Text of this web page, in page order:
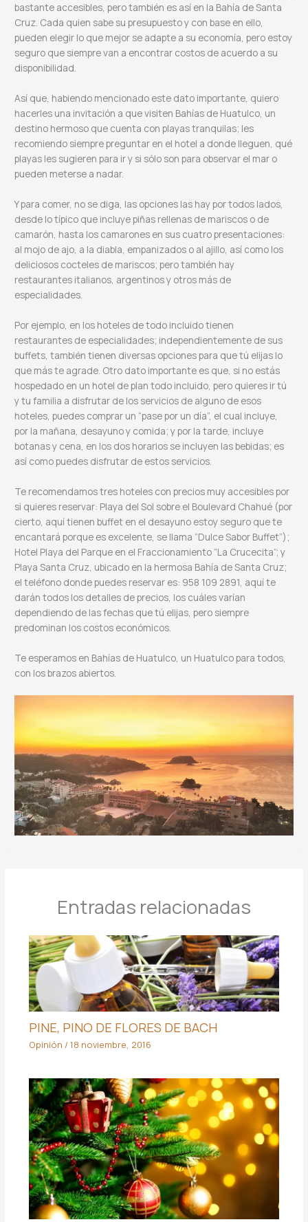
bastante accesibles, pero también es así en la Bahía de Santa
Cruz. Cada quien sabe su presupuesto y con base en ello,
pueden elegir lo que mejor se adapte a su economía, pero estoy
seguro que siempre van a encontrar costos de acuerdo a su
disponibilidad.
Así que, habiendo mencionado este dato importante, quiero
hacerles una invitación a que visiten Bahías de Huatulco, un
destino hermoso que cuenta con playas tranquilas; les
recomiendo siempre preguntar en el hotel a donde lleguen, qué
playas les sugieren para ir y si sólo son para observar el mar o
pueden meterse a nadar.
Y para comer, no se diga, las opciones las hay por todos lados,
desde lo típico que incluye piñas rellenas de mariscos o de
camarón, hasta los camarones en sus cuatro presentaciones:
al mojo de ajo, a la diabla, empanizados o al ajillo, así como los
deliciosos cocteles de mariscos; pero también hay
restaurantes italianos, argentinos y otros más de
especialidades.
Por ejemplo, en los hoteles de todo incluido tienen
restaurantes de especialidades; independientemente de sus
buffets, también tienen diversas opciones para que tú elijas lo
que más te agrade. Otro dato importante es que, si no estás
hospedado en un hotel de plan todo incluido, pero quieres ir tú
y tu familia a disfrutar de los servicios de alguno de esos
hoteles, puedes comprar un “pase por un día”, el cual incluye,
por la mañana, desayuno y comida; y por la tarde, incluye
botanas y cena, en los dos horarios se incluyen las bebidas; es
así como puedes disfrutar de estos servicios.
Te recomendamos tres hoteles con precios muy accesibles por
si quieres reservar: Playa del Sol sobre el Boulevard Chahué (por
cierto, aquí tienen buffet en el desayuno estoy seguro que te
encantará porque es excelente, se llama “Dulce Sabor Buffet”);
Hotel Playa del Parque en el Fraccionamiento “La Crucecita”; y
Playa Santa Cruz, ubicado en la hermosa Bahía de Santa Cruz;
el teléfono donde puedes reservar es: 958 109 2891, aquí te
darán todos los detalles de precios, los cuáles varían
dependiendo de las fechas que tú elijas, pero siempre
predominan los costos económicos.
Te esperamos en Bahías de Huatulco, un Huatulco para todos,
con los brazos abiertos.
Entradas relacionadas
PINE, PINO DE FLORES DE BACH
Opinión / 18 noviembre, 2016